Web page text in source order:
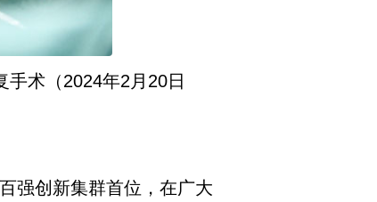
术（2024年2月20日
强创新集群首位，在广大